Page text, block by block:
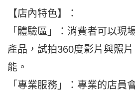
【店內特色】：
「體驗區」：消費者可以現
產品，試拍360度影片與照
能。
「專業服務」：專業的店員